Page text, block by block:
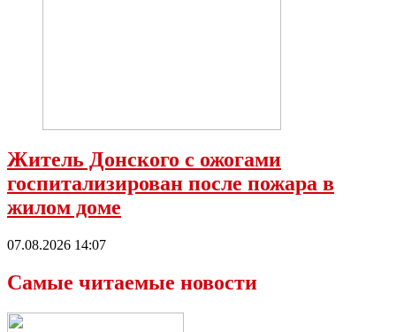
Житель Донского с ожогами
госпитализирован после пожара в
жилом доме
07.08.2026 14:07
Самые читаемые новости